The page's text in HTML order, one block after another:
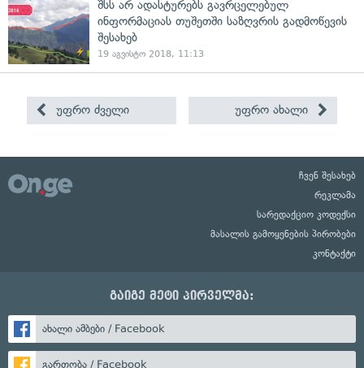
შსს არ ადასტურებს გავრცელებულ
ინფორმაციას თუშეთში საზღვრის გადმოწევის
შესახებ
19 აგვისტო 2018, 11:13
უფრო ძველი უფრო ახალი
ჩვენ შესახებ
რეკლამა
სარედაქციო კოდექსი
მასალის გამოყენების პირობები
კონტაქტი
გაიგე მეტი პირველმა:
ახალი ამბები / Facebook
გართობა / Facebook